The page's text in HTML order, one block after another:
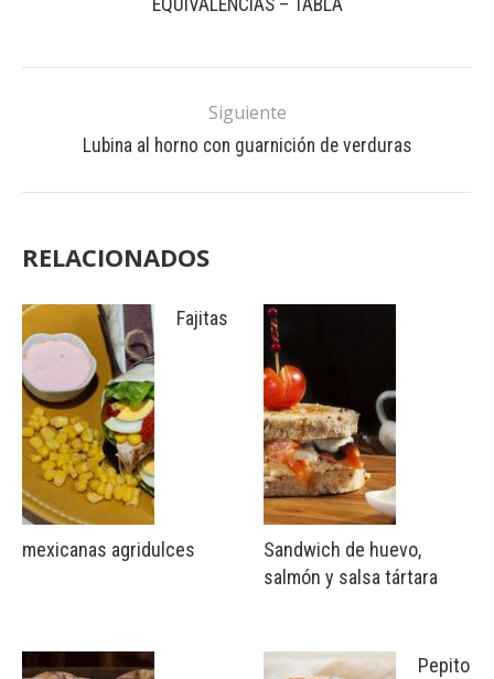
Siguiente
Lubina al horno con guarnición de verduras
RELACIONADOS
Fajitas
mexicanas agridulces
Sandwich de huevo,
salmón y salsa tártara
Pepito